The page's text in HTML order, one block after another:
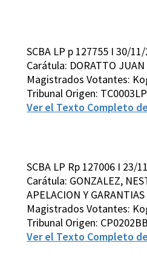
SCBA LP p 127755 I 30/
Carátula: DORATTO JUAN
Magistrados Votantes:
Tribunal Origen: TC0003LP
Ver el Texto Completo
SCBA LP Rp 127006 I 23/
Carátula: GONZALEZ,
APELACION Y
Magistrados Votantes:
Tribunal Origen: CP0202BB
Ver el Texto Completo